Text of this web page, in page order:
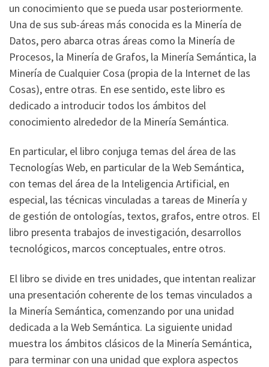
un conocimiento que se pueda usar posteriormente.
Una de sus sub-áreas más conocida es la Minería de
Datos, pero abarca otras áreas como la Minería de
Procesos, la Minería de Grafos, la Minería Semántica, la
Minería de Cualquier Cosa (propia de la Internet de las
Cosas), entre otras. En ese sentido, este libro es
dedicado a introducir todos los ámbitos del
conocimiento alrededor de la Minería Semántica.
En particular, el libro conjuga temas del área de las
Tecnologías Web, en particular de la Web Semántica,
con temas del área de la Inteligencia Artificial, en
especial, las técnicas vinculadas a tareas de Minería y
de gestión de ontologías, textos, grafos, entre otros. El
libro presenta trabajos de investigación, desarrollos
tecnológicos, marcos conceptuales, entre otros.
El libro se divide en tres unidades, que intentan realizar
una presentación coherente de los temas vinculados a
la Minería Semántica, comenzando por una unidad
dedicada a la Web Semántica. La siguiente unidad
muestra los ámbitos clásicos de la Minería Semántica,
para terminar con una unidad que explora aspectos